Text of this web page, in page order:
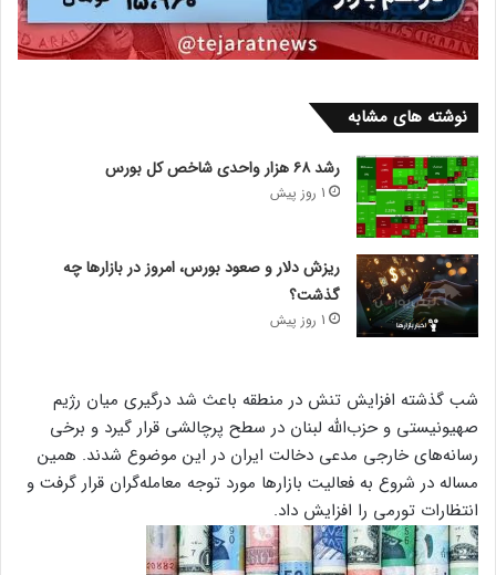
نوشته های مشابه
رشد ۶۸ هزار واحدی شاخص کل بورس
1 روز پیش
ریزش دلار و صعود بورس، امروز در بازارها چه
گذشت؟
1 روز پیش
شب گذشته افزایش تنش در منطقه باعث شد درگیری میان رژیم
صهیونیستی و حزب‌الله لبنان در سطح پرچالشی قرار گیرد و برخی
رسانه‌های خارجی مدعی دخالت ایران در این موضوع شدند. همین
مساله در شروع به فعالیت‌ بازارها مورد توجه معامله‌گران قرار گرفت و
انتظارات تورمی را افزایش داد.